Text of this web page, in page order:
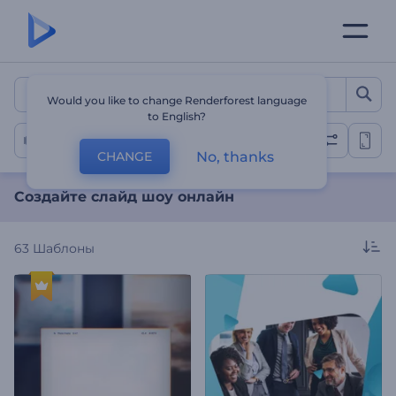
Создайте слайд шоу
Слайд-шоу
Создайте слайд шоу онлайн
63 Шаблоны
Would you like to change Renderforest language
to English?
CHANGE No, thanks